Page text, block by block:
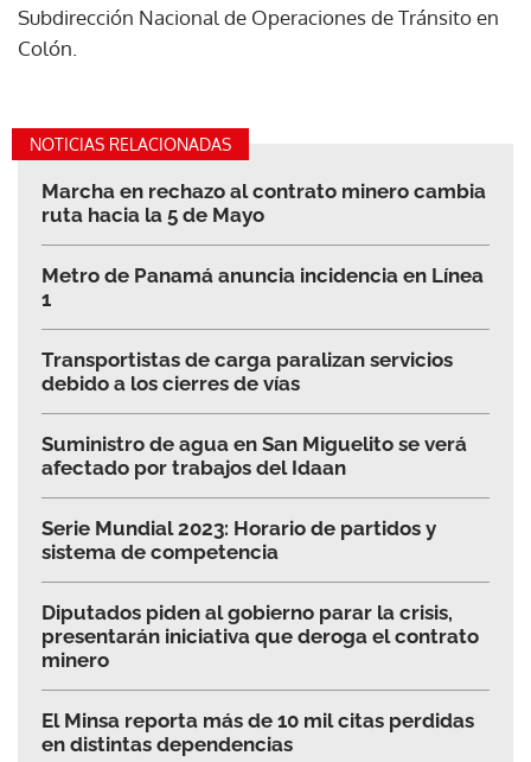
Subdirección Nacional de Operaciones de Tránsito en
Colón.
NOTICIAS RELACIONADAS
Marcha en rechazo al contrato minero cambia
ruta hacia la 5 de Mayo
Metro de Panamá anuncia incidencia en Línea
1
Transportistas de carga paralizan servicios
debido a los cierres de vías
Suministro de agua en San Miguelito se verá
afectado por trabajos del Idaan
Serie Mundial 2023: Horario de partidos y
sistema de competencia
Diputados piden al gobierno parar la crisis,
presentarán iniciativa que deroga el contrato
minero
El Minsa reporta más de 10 mil citas perdidas
en distintas dependencias